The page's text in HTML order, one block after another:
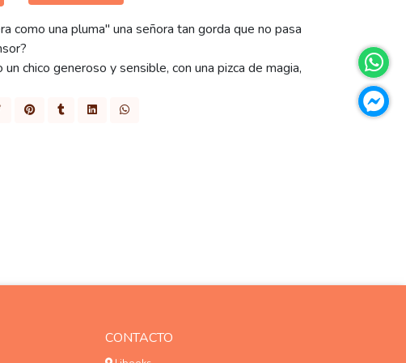
como una pluma" una señora tan gorda que no pasa
chico generoso y sensible, con una pizca de magia,
CONTACTO